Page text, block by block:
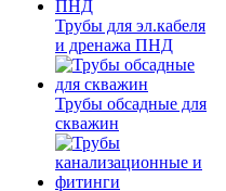
Трубы для эл.кабеля
и дренажа ПНД
Трубы обсадные для
скважин